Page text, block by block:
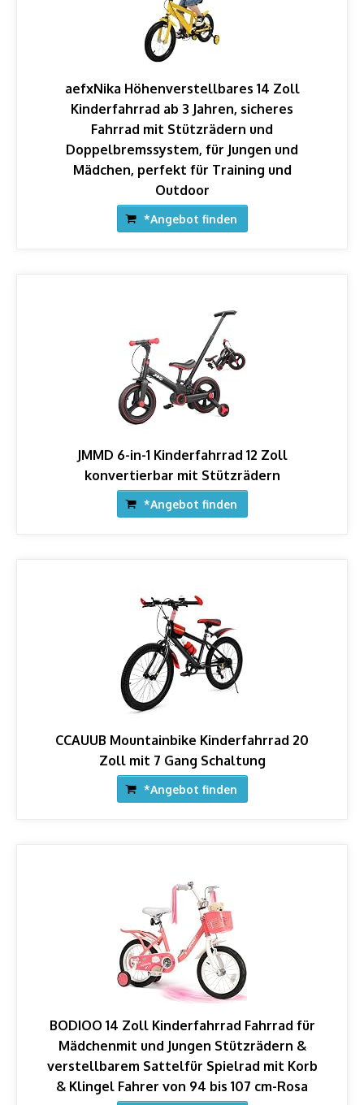
aefxNika Höhenverstellbares 14 Zoll
Kinderfahrrad ab 3 Jahren, sicheres
Fahrrad mit Stützrädern und
Doppelbremssystem, für Jungen und
Mädchen, perfekt für Training und
Outdoor
*Angebot finden
JMMD 6-in-1 Kinderfahrrad 12 Zoll
konvertierbar mit Stützrädern
*Angebot finden
CCAUUB Mountainbike Kinderfahrrad 20
Zoll mit 7 Gang Schaltung
*Angebot finden
BODIOO 14 Zoll Kinderfahrrad Fahrrad für
Mädchenmit und Jungen Stützrädern &
verstellbarem Sattelfür Spielrad mit Korb
& Klingel Fahrer von 94 bis 107 cm-Rosa